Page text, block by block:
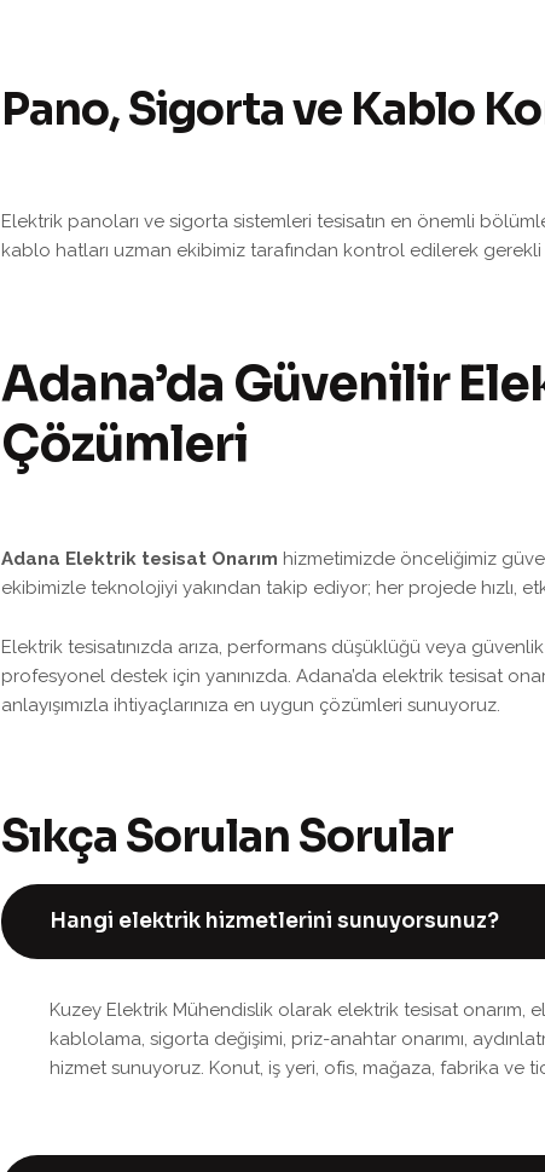
Pano, Sigorta ve Kablo
Elektrik panoları ve sigorta sistemleri tesisatın en önemli
kablo hatları uzman ekibimiz tarafından kontrol edilerek gerekli
Adana’da Güvenilir
Çözümleri
Adana Elektrik tesisat Onarım hizmetimizde önceliğimiz
ekibimizle teknolojiyi yakından takip ediyor; her projede hızlı,
Elektrik tesisatınızda arıza, performans düşüklüğü veya
profesyonel destek için yanınızda. Adana’da elektrik tesisat
anlayışımızla ihtiyaçlarınıza en uygun çözümleri sunuyoruz.
Sıkça Sorulan Sorular
Hangi elektrik hizmetlerini sunuyorsunuz?
Kuzey Elektrik Mühendislik olarak elektrik tesisat onarım,
kablolama, sigorta değişimi, priz-anahtar onarımı,
hizmet sunuyoruz. Konut, iş yeri, ofis, mağaza, fabrika ve